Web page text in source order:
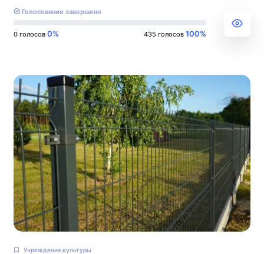
Голосование завершено
0 голосов 0% 435 голосов 100%
Учреждение культуры